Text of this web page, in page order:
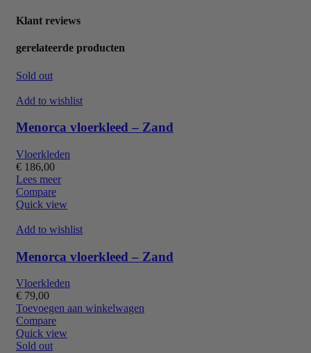
Klant reviews
gerelateerde producten
Sold out
Add to wishlist
Menorca vloerkleed – Zand
Vloerkleden
€ 186,00
Lees meer
Compare
Quick view
Add to wishlist
Menorca vloerkleed – Zand
Vloerkleden
€ 79,00
Toevoegen aan winkelwagen
Compare
Quick view
Sold out